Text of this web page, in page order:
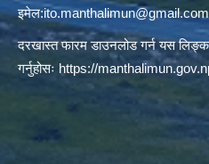
इमेल:ito.manthalimun@gmail.com
दरखास्त फारम डाउनलोड गर्न यस
गर्नुहोसः https://